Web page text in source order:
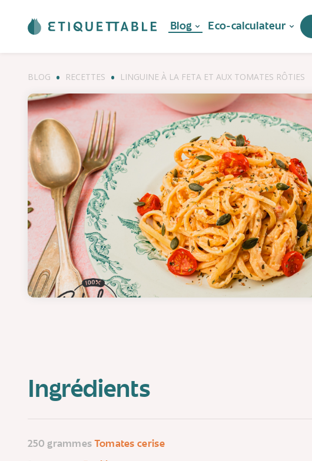
Blog Eco-calculateur
BLOG RECETTES LINGUINE À LA FETA ET AUX TOMATES RÔTIES
Ingrédients
250 grammes Tomates cerise